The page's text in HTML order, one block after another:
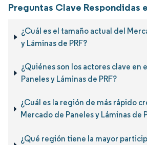
Preguntas Clave Respondidas
¿Cuál es el tamaño actual del
y Láminas de PRF?
¿Quiénes son los actores clave en
Paneles y Láminas de PRF?
¿Cuál es la región de más rápido
Mercado de Paneles y Láminas de
¿Qué región tiene la mayor